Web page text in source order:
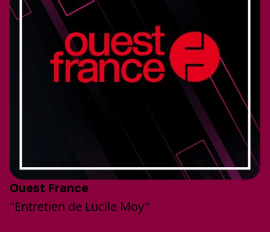
Ouest France
"Entretien de Lucile Moy"